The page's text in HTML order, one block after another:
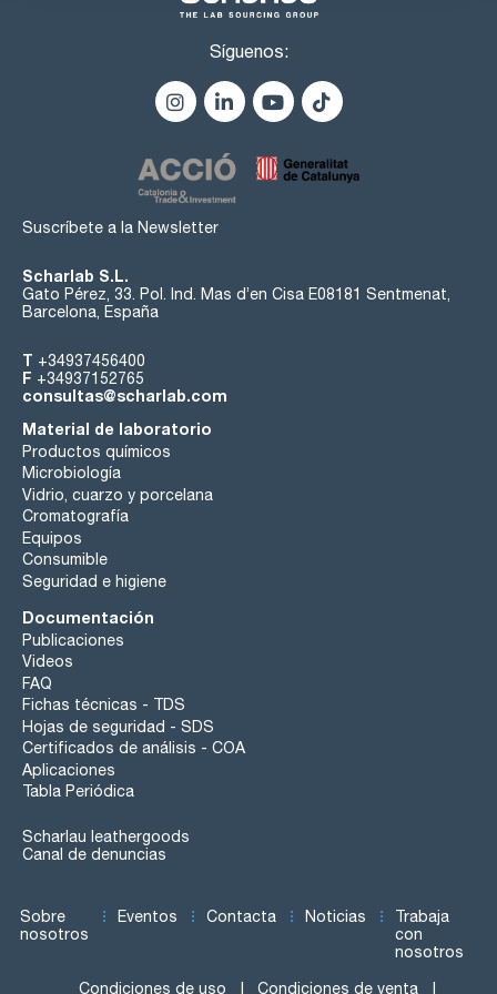
Síguenos:
Suscríbete a la Newsletter
Scharlab S.L.
Gato Pérez, 33. Pol. Ind. Mas d’en Cisa E08181 Sentmenat,
Barcelona, España
T +34937456400
F +34937152765
consultas@scharlab.com
Material de laboratorio
Productos químicos
Microbiología
Vidrio, cuarzo y porcelana
Cromatografía
Equipos
Consumible
Seguridad e higiene
Documentación
Publicaciones
Videos
FAQ
Fichas técnicas - TDS
Hojas de seguridad - SDS
Certificados de análisis - COA
Aplicaciones
Tabla Periódica
Scharlau leathergoods
Canal de denuncias
Sobre
nosotros
Eventos Contacta Noticias
Trabaja
con
nosotros
Condiciones de uso Condiciones de venta